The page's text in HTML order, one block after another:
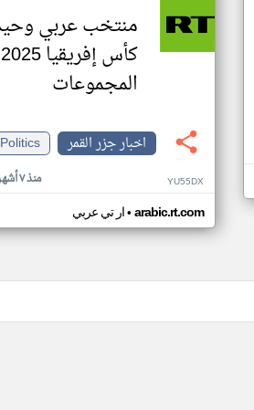
منتخب عربي
المجموعات
اخبار جزر القمر
Politics
منذ ٧ أشهر YU55DX
ار تي عربي• arabic.rt.com